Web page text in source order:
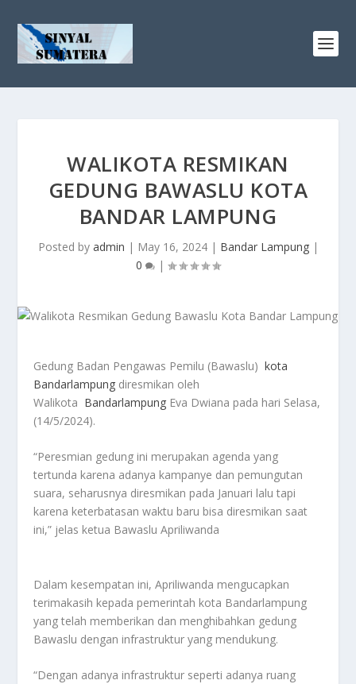
WALIKOTA RESMIKAN
GEDUNG BAWASLU KOTA
BANDAR LAMPUNG
Posted by admin | May 16, 2024| Bandar Lampung|
0
|
Gedung Badan Pengawas Pemilu (Bawaslu) kota
Bandarlampung diresmikan oleh
Walikota Bandarlampung Eva Dwiana pada hari Selasa,
(14/5/2024).
“Peresmian gedung ini merupakan agenda yang
tertunda karena adanya kampanye dan pemungutan
suara, seharusnya diresmikan pada Januari lalu tapi
karena keterbatasan waktu baru bisa diresmikan saat
ini,” jelas ketua Bawaslu Apriliwanda
Dalam kesempatan ini, Apriliwanda mengucapkan
terimakasih kepada pemerintah kota Bandarlampung
yang telah memberikan dan menghibahkan gedung
Bawaslu dengan infrastruktur yang mendukung.
“Dengan adanya infrastruktur seperti adanya ruang